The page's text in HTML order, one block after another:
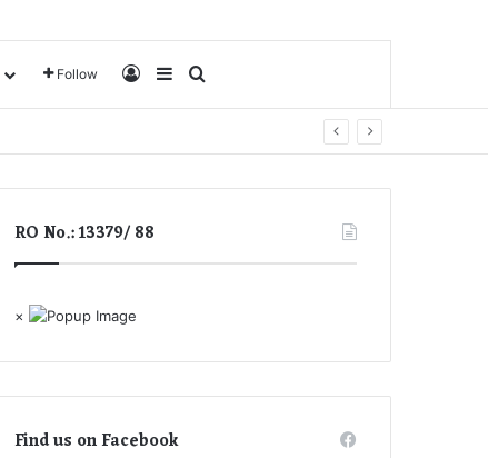
Follow Log InSidebar
RO No.: 13379/ 88
×
Find us on Facebook